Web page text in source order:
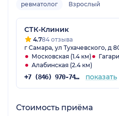
ревматолог Взрослый
СТК-Клиник
4.784 отзыва
г Самара, ул Тухачевского, д
Московская (1.4 км)
Алабинская (2.4 км)
+7 (846) 970-74-25 показать
Стоимость приёма